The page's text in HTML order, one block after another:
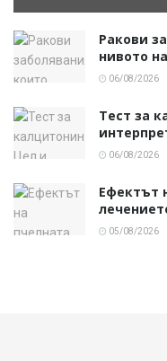
Ракови
нивото
06/08/2026
Тест за
06/08/2026
Ефектът
05/08/2026